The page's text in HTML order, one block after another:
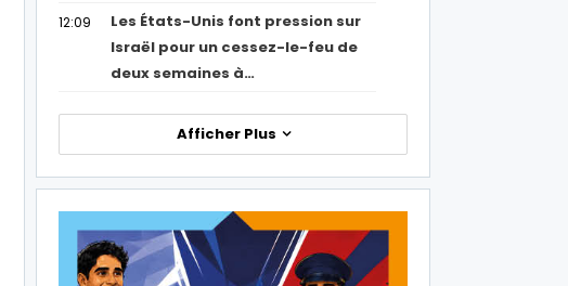
12:09
Les États-Unis font pression sur
Israël pour un cessez-le-feu de
deux semaines à…
Afficher Plus